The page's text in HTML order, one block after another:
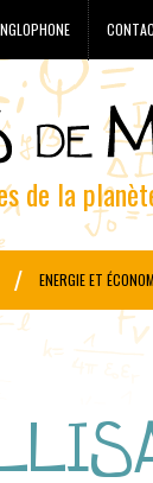
de la
ENERGIE ET